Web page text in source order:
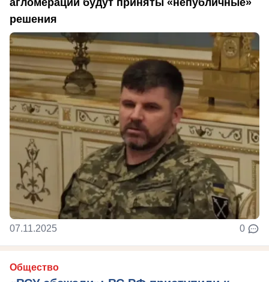
агломерации будут приняты «непубличные»
решения
07.11.2025 0
Общество